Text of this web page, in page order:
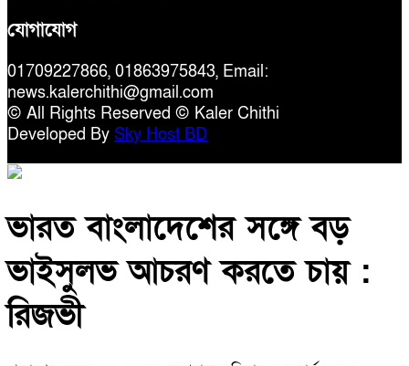
যোগাযোগ
01709227866, 01863975843, Email:
news.kalerchithi@gmail.com
© All Rights Reserved © Kaler Chithi
Developed By Sky Host BD
ভারত বাংলাদেশের সঙ্গে বড়
ভাইসুলভ আচরণ করতে চায় :
রিজভী